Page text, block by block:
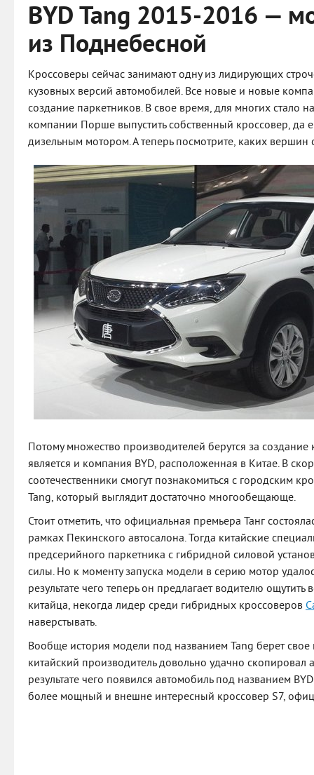
BYD Tang 2015-2016 —
из Поднебесной
Кроссоверы сейчас занимают одну из лидирующих
кузовных версий автомобилей. Все новые и новые
создание паркетников. В свое время, для многих стало
компании Порше выпустить собственный кроссовер, да
дизельным мотором. А теперь посмотрите, каких вершин
Потому множество производителей берутся за
является и компания BYD, расположенная в Китае. В
соотечественники смогут познакомиться с городским
Tang, который выглядит достаточно многообещающе.
Стоит отметить, что официальная премьера Танг
рамках Пекинского автосалона. Тогда китайские
предсерийного паркетника с гибридной силовой
силы. Но к моменту запуска модели в серию мотор
результате чего теперь он предлагает водителю
китайца, некогда лидер среди гибридных кроссоверов
наверстывать.
Вообще история модели под названием Tang берет свое
китайский производитель довольно удачно скопировал
результате чего появился автомобиль под названием
более мощный и внешне интересный кроссовер S7,